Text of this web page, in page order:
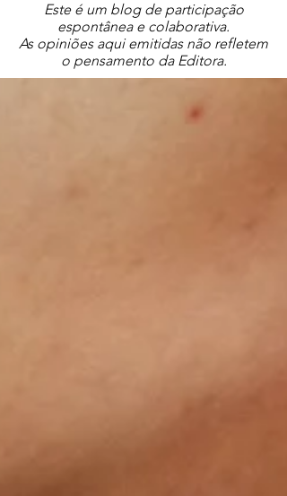
Este é um blog de participação
espontânea e colaborativa.
As opiniões aqui emitidas não refletem
o pensamento da Editora.